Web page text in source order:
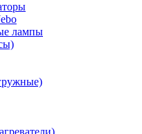
лампы